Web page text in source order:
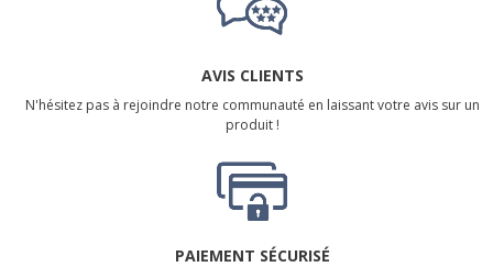
AVIS CLIENTS
N'hésitez pas à rejoindre notre communauté en laissant votre avis sur un
produit !
PAIEMENT SÉCURISÉ